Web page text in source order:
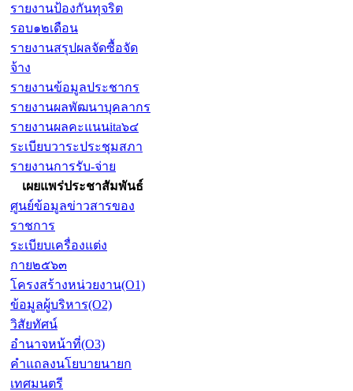
รายงานป้องกันทุจริต
รอบ๑๒เดือน
รายงานสรุปผลจัดซื้อจัด
จ้าง
รายงานข้อมูลประชากร
รายงานผลพัฒนาบุคลากร
รายงานผลคะแนนita๖๔
ระเบียบวาระประชุมสภา
รายงานการรับ-จ่าย
เผยแพร่ประชาสัมพันธ์
ศูนย์ข้อมูลข่าวสารของ
ราชการ
ระเบียบเครื่องแต่ง
กาย๒๕๖๓
โครงสร้างหน่วยงาน(O1)
ข้อมูลผู้บริหาร(O2)
วิสัยทัศน์
อำนาจหน้าที่(O3)
คำแถลงนโยบายนายก
เทศมนตรี